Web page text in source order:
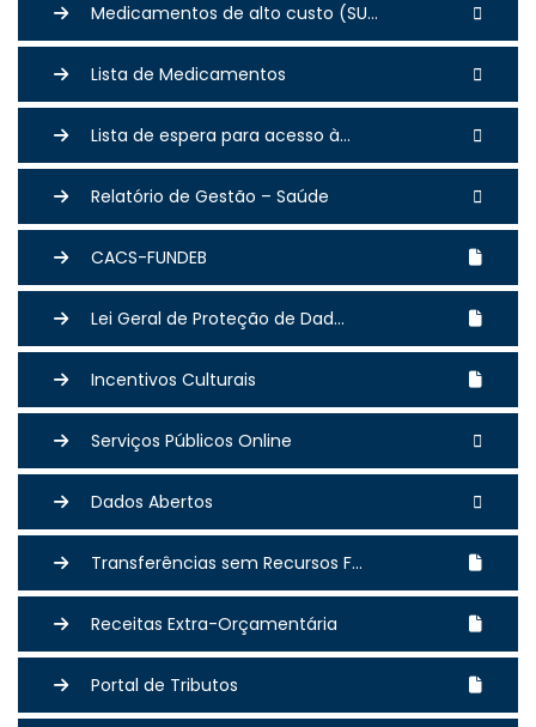
Medicamentos de alto custo (SU...
Lista de Medicamentos
Lista de espera para acesso à...
Relatório de Gestão – Saúde
CACS-FUNDEB
Lei Geral de Proteção de Dad...
Incentivos Culturais
Serviços Públicos Online
Dados Abertos
Transferências sem Recursos F...
Receitas Extra-Orçamentária
Portal de Tributos